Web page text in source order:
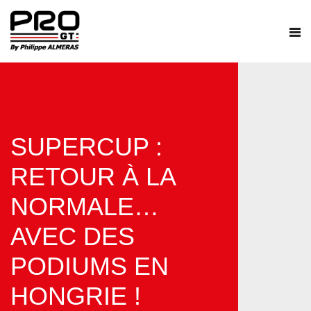
SUPERCUP :
RETOUR À LA
NORMALE…
AVEC DES
PODIUMS EN
HONGRIE !